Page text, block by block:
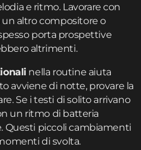
e ritmo. Lavorare con
altro compositore o
porta prospettive
altrimenti.
nella routine aiuta
avviene di notte, provare la
Se i testi di solito arrivano
un ritmo di batteria
Questi piccoli cambiamenti
di svolta.